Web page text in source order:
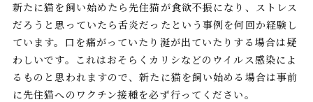
新たに猫を飼い始めたら先住猫が食欲不振になり、ストレス
だろうと思っていたら舌炎だったという事例を何回か経験し
ています。口を痛がっていたり涎が出ていたりする場合は疑
わしいです。これはおそらくカリシなどのウイルス感染によ
るものと思われますので、新たに猫を飼い始める場合は事前
に先住猫へのワクチン接種を必ず行ってください。